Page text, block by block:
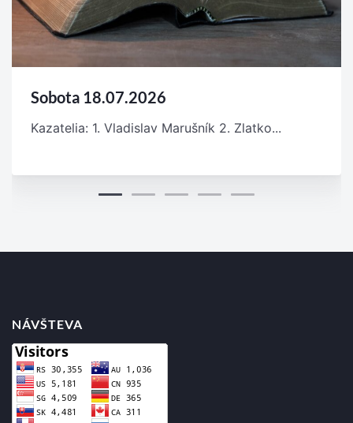
Sobota 18.07.2026
Kazatelia: 1. Vladislav Marušník 2. Zlatko...
NÁVŠTEVA